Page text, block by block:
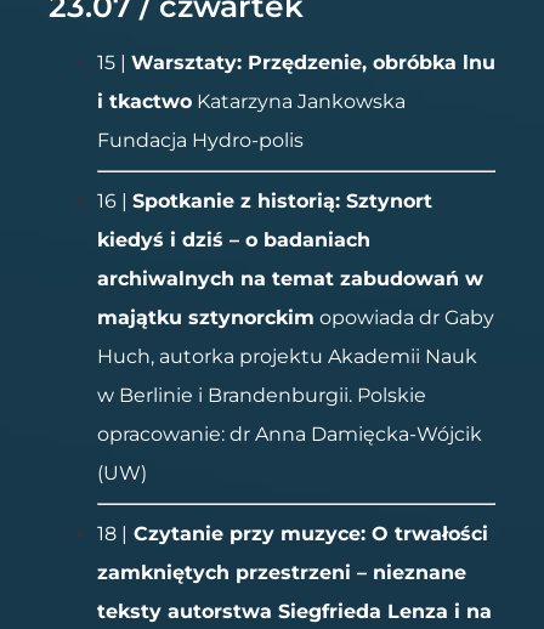
15 | Warsztaty: Przędzenie, obróbka lnu
i tkactwoKatarzyna Jankowska
Fundacja Hydro-polis
16 | Spotkanie z historią: Sztynort
kiedyś i dziś – o badaniach
archiwalnych na temat zabudowań w
majątku sztynorckim opowiada dr Gaby
Huch, autorka projektu Akademii Nauk
w Berlinie i Brandenburgii. Polskie
opracowanie: dr Anna Damięcka-Wójcik
(UW)
18 | Czytanie przy muzyce: O trwałości
zamkniętych przestrzeni – nieznane
teksty autorstwa Siegfrieda Lenza i na